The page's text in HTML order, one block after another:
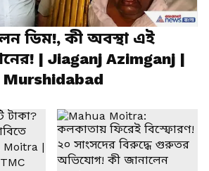
ডিম!, কী অবস্থা এই
| Jiaganj Azimganj |